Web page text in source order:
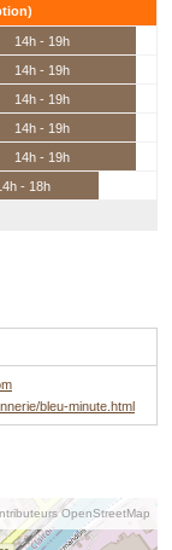
14h - 19h
14h - 19h
14h - 19h
14h - 19h
14h - 19h
- 18h
bleu-minute.html
OpenStreetMap